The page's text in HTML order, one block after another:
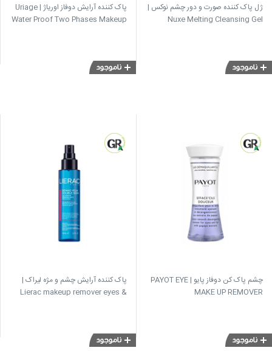
ژل پاک کننده صورت و دور چشم نوکس |
Nuxe Melting Cleansing Gel
پاک کننده آرایش دوفاز اوریاژ | Uriage
Water Proof Two Phases Makeup
چشم پاک کن دوفاز پایو | PAYOT EYE
MAKE UP REMOVER
پاک کننده آرایش چشم و مژه لیراک |
Lierac makeup remover eyes &